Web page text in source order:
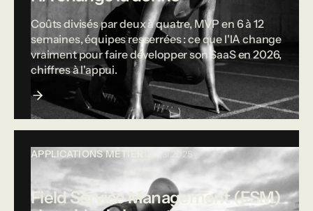
Coûts divisés par deux à quatre, MVP en 6 à 12
semaines, équipes resserrées : ce que l'IA change
vraiment pour faire développer son SaaS en 2026,
chiffres à l'appui.
APPLICATIONS MÉTIER 12 mai 2025
Field Service Management (FSM)